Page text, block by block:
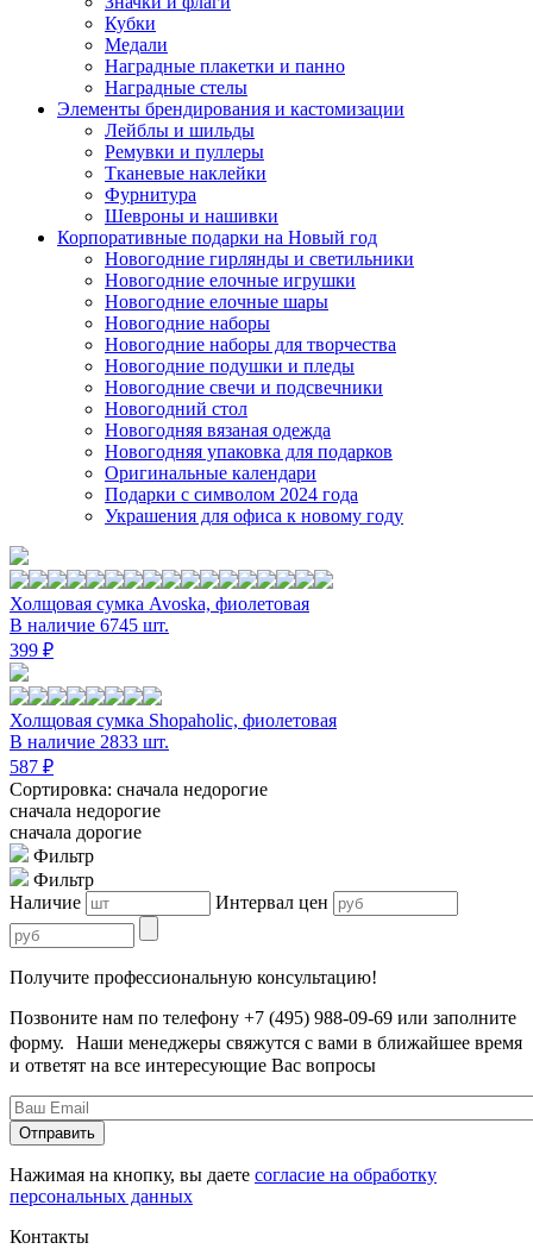
Кубки
Медали
Наградные плакетки и панно
Наградные стелы
Элементы брендирования и кастомизации
Лейблы и шильды
Ремувки и пуллеры
Тканевые наклейки
Фурнитура
Шевроны и нашивки
Корпоративные подарки на Новый год
Новогодние гирлянды и светильники
Новогодние елочные игрушки
Новогодние елочные шары
Новогодние наборы
Новогодние наборы для творчества
Новогодние подушки и пледы
Новогодние свечи и подсвечники
Новогодний стол
Новогодняя вязаная одежда
Новогодняя упаковка для подарков
Оригинальные календари
Подарки с символом 2024 года
Украшения для офиса к новому году
Холщовая сумка Avoska, фиолетовая
В наличие 6745 шт.
399 ₽
Холщовая сумка Shopaholic, фиолетовая
В наличие 2833 шт.
587 ₽
Сортировка: сначала недорогие
сначала недорогие
сначала дорогие
Фильтр
Фильтр
Наличие
Интервал цен
Получите профессиональную консультацию!
Позвоните нам по телефону +7 (495) 988-09-69 или заполните
форму. Наши менеджеры свяжутся с вами в ближайшее время
и ответят на все интересующие Вас вопросы
Нажимая на кнопку, вы даете согласие на обработку
персональных данных
Контакты